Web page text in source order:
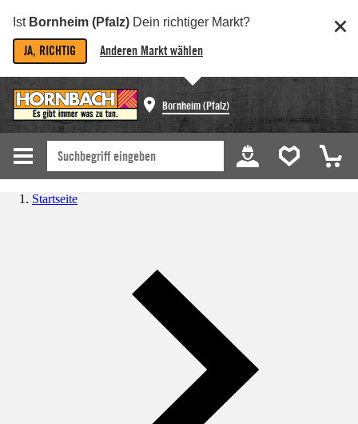
Ist Bornheim (Pfalz) Dein richtiger Markt?
JA, RICHTIG Anderen Markt wählen
Bornheim (Pfalz)
Startseite